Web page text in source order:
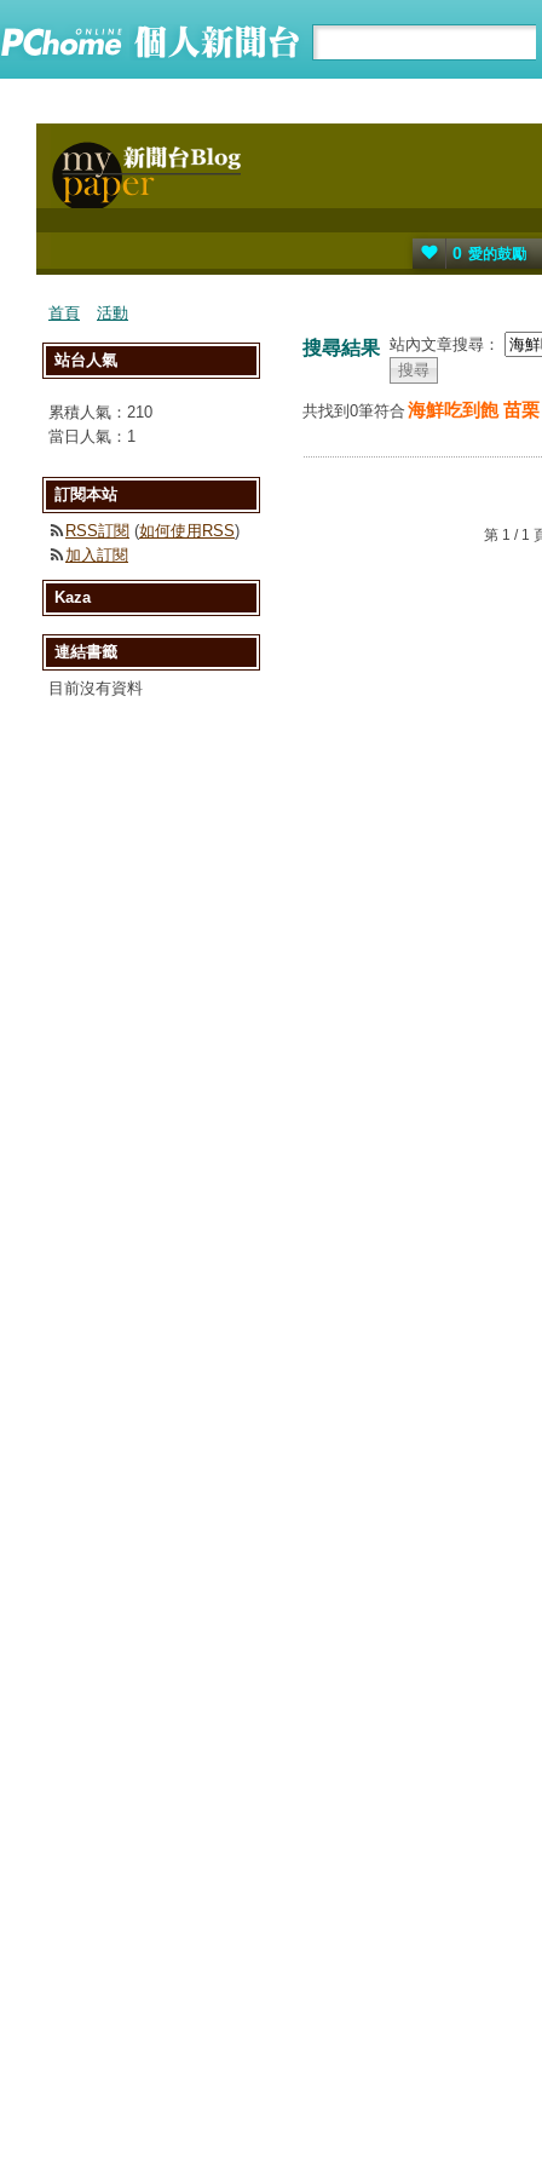
0 愛的鼓勵
首頁 活動
搜尋結果 站內文章搜尋：
共找到0筆符合 海鮮吃到飽 苗栗
第 1 /
站台人氣
累積人氣： 210
當日人氣： 1
訂閱本站
RSS訂閱 (如何使用RSS)
加入訂閱
Kaza
連結書籤
目前沒有資料